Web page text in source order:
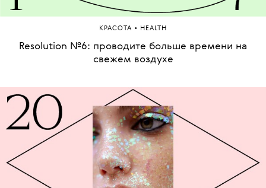
КРАСОТА • HEALTH
Resolution №6: проводите больше времени на
свежем воздухе